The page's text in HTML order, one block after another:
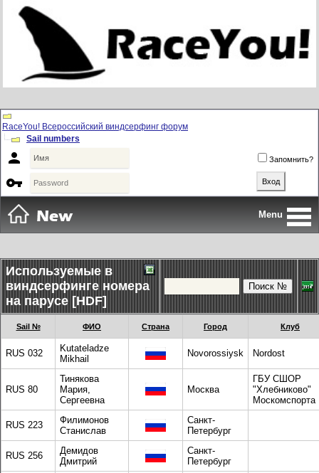
RaceYou! Всероссийский виндсерфинг форум
Sail numbers
 Запомнить?

Menu
Используемые в
виндсерфинге номера
на парусе [HDF]
Sail № ФИО Страна Город Клуб
RUS 032
Kutateladze
Mikhail
Novorossiysk Nordost
RUS 80
Тинякова
Мария,
Сергеевна
Москва
ГБУ СШОР
"Хлебниково"
Москомспорта
RUS 223
Филимонов
Станислав
Санкт-
Петербург
RUS 256
Демидов
Дмитрий
Санкт-
Петербург